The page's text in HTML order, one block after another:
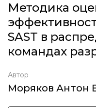
Методика
SAST в
командах
Автор
Моряков Антон